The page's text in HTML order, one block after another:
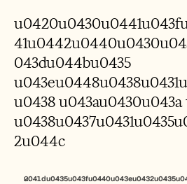
043du044bu0435
u0438
2u044c